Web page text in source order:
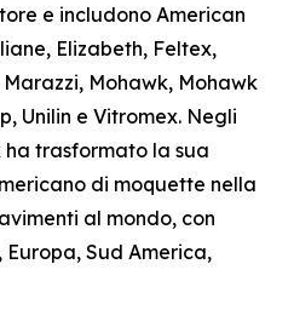
e includono American
Elizabeth, Feltex,
Mohawk, Mohawk
Unilin e Vitromex. Negli
ha trasformato la sua
di moquette nella
al mondo, con
Sud America,